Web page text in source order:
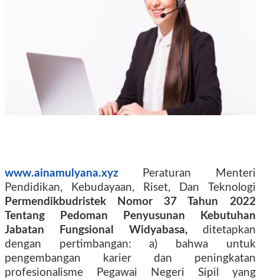
www.ainamulyana.xyz
Peraturan Menteri
Pendidikan, Kebudayaan, Riset, Dan Teknologi
Permendikbudristek Nomor 37 Tahun 2022
Tentang Pedoman Penyusunan Kebutuhan
Jabatan Fungsional Widyabasa, ditetapkan
dengan pertimbangan: a) bahwa untuk
pengembangan karier dan peningkatan
profesionalisme Pegawai Negeri Sipil yang